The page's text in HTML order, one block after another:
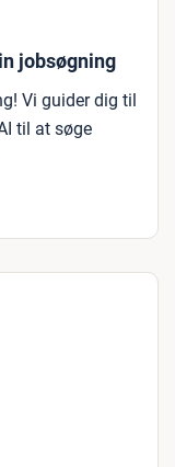
jobsøgning
Vi guider dig til
til at søge